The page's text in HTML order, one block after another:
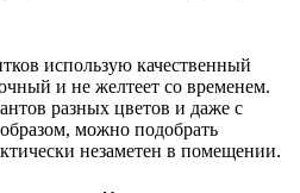
использую качественный
и не желтеет со временем.
разных цветов и даже с
можно подобрать
незаметен в помещении.